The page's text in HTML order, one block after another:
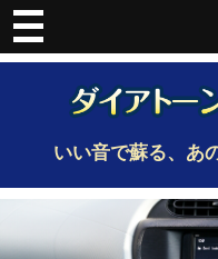
いい音で蘇る、あ